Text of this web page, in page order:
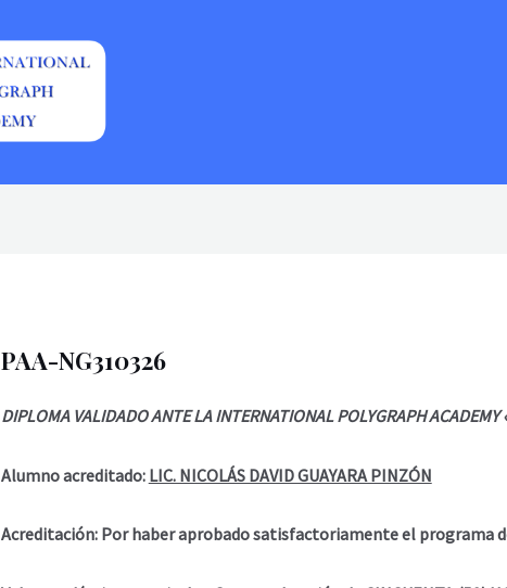
PAA-NG310326
DIPLOMA VALIDADO ANTE LA INTERNATIONAL POLYGRAPH
Alumno acreditado: LIC. NICOLÁS DAVID GUAYARA PINZÓN
Acreditación: Por haber aprobado satisfactoriamente el programa del